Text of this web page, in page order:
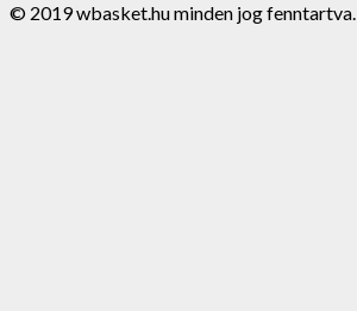
© 2019 wbasket.hu minden jog fenntartva.